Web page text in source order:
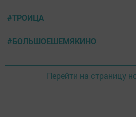
#ТРОИЦА
#БОЛЬШОЕШЕМЯКИНО
Перейти на страницу